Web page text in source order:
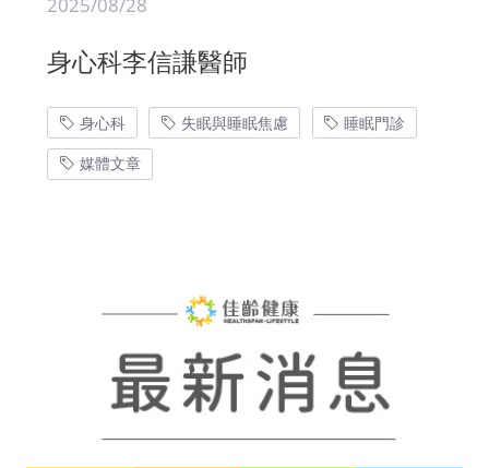
2025/08/28
身心科李信謙醫師
身心科 失眠與睡眠焦慮
睡眠門診
媒體文章